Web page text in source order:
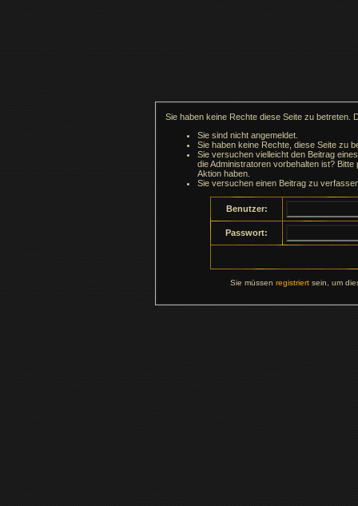
Sie haben keine Rechte diese Seite zu betreten.
Sie sind nicht angemeldet.
Sie haben keine Rechte, diese Seite zu
Sie versuchen vielleicht den Beitrag
die Administratoren vorbehalten ist?
Aktion haben.
Sie versuchen einen Beitrag zu
Benutzer:
Passwort:
Sie müssen registriertsein, um